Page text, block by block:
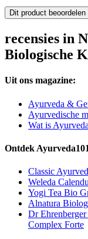
Dit product beoordelen
recensies in
Biologische
Uit ons magazine:
Ayurveda &
Ayurvedische
Wat is
Ontdek
Classic
Weleda
Yogi Tea Bio
Alnatura
Dr
Complex Forte